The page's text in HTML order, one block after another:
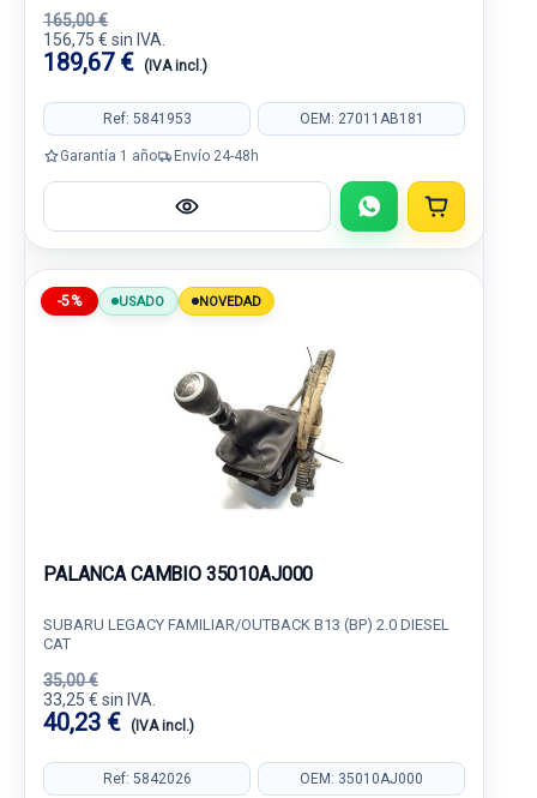
165,00 €
156,75 € sin IVA.
189,67 € (IVA incl.)
Ref: 5841953 OEM: 27011AB181
Garantía 1 año Envío 24-48h
-5% USADO NOVEDAD
PALANCA CAMBIO 35010AJ000
SUBARU LEGACY FAMILIAR/OUTBACK B13 (BP) 2.0 DIESEL
CAT
35,00 €
33,25 € sin IVA.
40,23 € (IVA incl.)
Ref: 5842026 OEM: 35010AJ000